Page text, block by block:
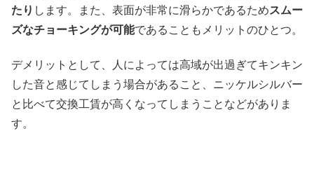
たり します。また、表面が非常に滑らかであるためスムー
ズなチョーキングが可能であることもメリットのひとつ。
デメリットとして、人によっては高域が出過ぎてキンキン
した音と感じてしまう場合があること、ニッケルシルバー
と比べて交換工賃が高くなってしまうことなどがありま
す。